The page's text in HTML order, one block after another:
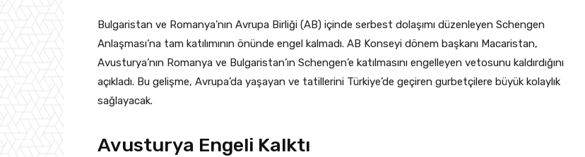
Bulgaristan ve Romanya’nın Avrupa Birliği (AB) içinde serbest dolaşımı düzenleyen Schengen
Anlaşması’na tam katılımının önünde engel kalmadı. AB Konseyi dönem başkanı Macaristan,
Avusturya’nın Romanya ve Bulgaristan’ın Schengen’e katılmasını engelleyen vetosunu kaldırdığını
açıkladı. Bu gelişme, Avrupa’da yaşayan ve tatillerini Türkiye’de geçiren gurbetçilere büyük kolaylık
sağlayacak.
Avusturya Engeli Kalktı